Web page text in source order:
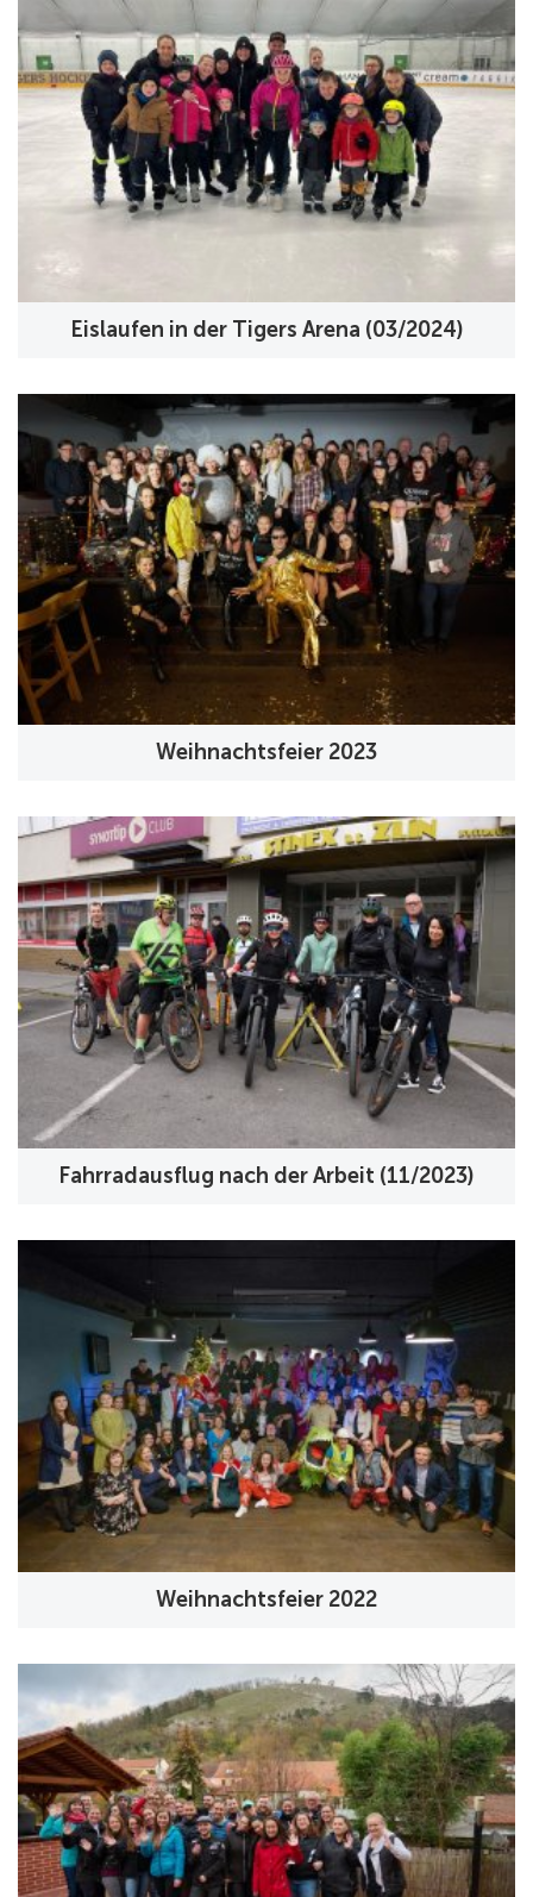
Eislaufen in der Tigers Arena (03/2024)
Weihnachtsfeier 2023
Fahrradausflug nach der Arbeit (11/2023)
Weihnachtsfeier 2022